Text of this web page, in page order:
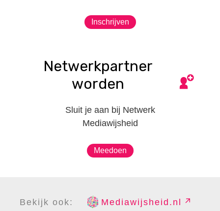
Inschrijven
Netwerkpartner
worden
Sluit je aan bij Netwerk
Mediawijsheid
Meedoen
Bekijk ook: Mediawijsheid.nl